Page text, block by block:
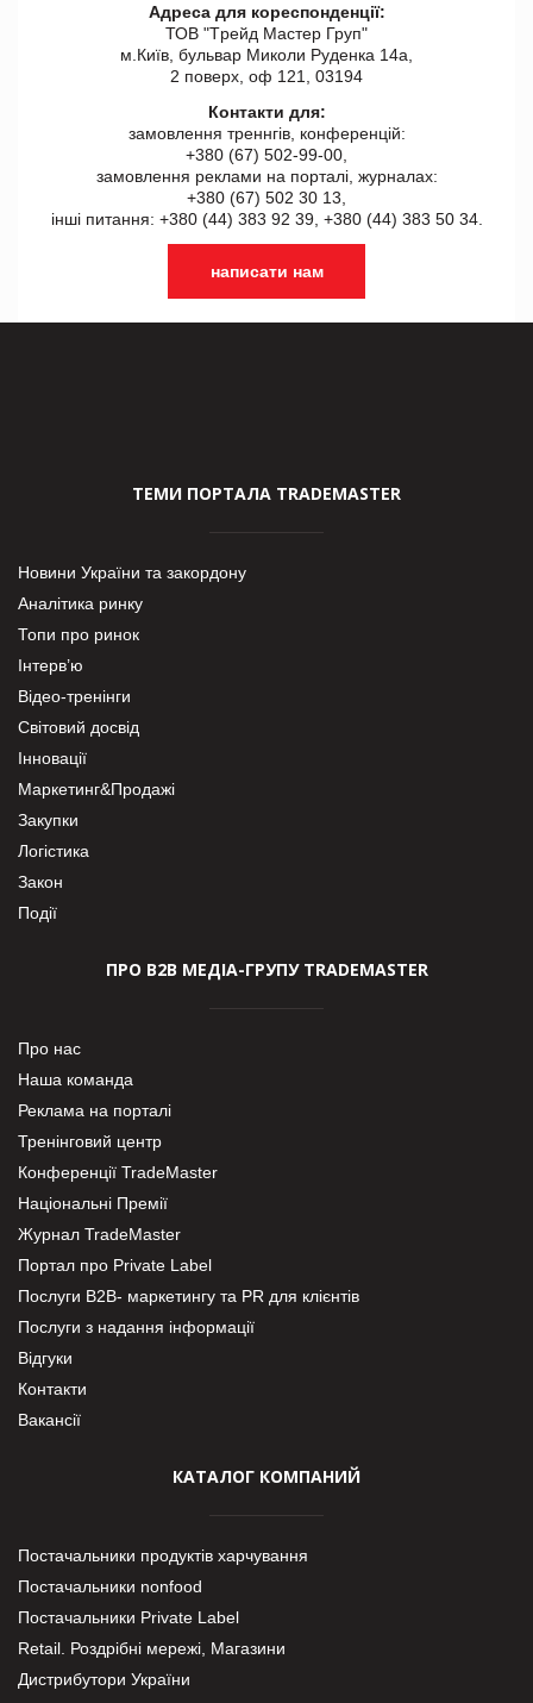
Адреса для кореспонденції:
ТОВ "Tрейд Мастер Груп"
м.Київ, бульвар Миколи Руденка 14а,
2 поверх, оф 121, 03194
Контакти для:
замовлення треннгів, конференцій:
+380 (67) 502-99-00,
замовлення реклами на порталі, журналах:
+380 (67) 502 30 13,
інші питання: +380 (44) 383 92 39, +380 (44) 383 50 34.
написати нам
ТЕМИ ПОРТАЛА TRADEMASTER
Новини України та закордону
Аналітика ринку
Топи про ринок
Інтерв’ю
Відео-тренінги
Світовий досвід
Інновації
Маркетинг&Продажі
Закупки
Логістика
Закон
Події
ПРО В2В МЕДІА-ГРУПУ TRADEMASTER
Про нас
Наша команда
Реклама на порталі
Тренінговий центр
Конференції TradeMaster
Національні Премії
Журнал TradeMaster
Портал про Private Label
Послуги В2В- маркетингу та PR для клієнтів
Послуги з надання інформації
Відгуки
Контакти
Вакансії
КАТАЛОГ КОМПАНИЙ
Постачальники продуктів харчування
Постачальники nonfood
Постачальники Private Label
Retail. Роздрібні мережі, Магазини
Дистрибутори України